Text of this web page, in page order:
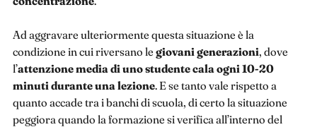
Ad aggravare ulteriormente questa situazione è la
condizione in cui riversano le giovani generazioni, dove
l’attenzione media di uno studente cala ogni 10-20
minuti durante una lezione. E se tanto vale rispetto a
quanto accade tra i banchi di scuola, di certo la situazione
peggiora quando la formazione si verifica all’interno del